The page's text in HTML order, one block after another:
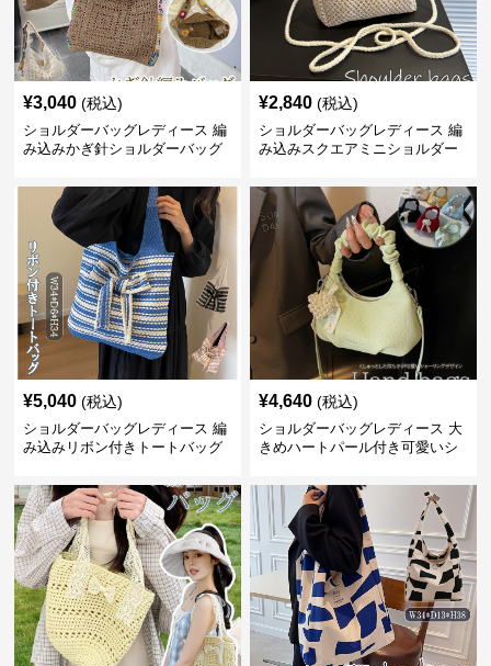
¥3,040 (税込)
ショルダーバッグレディース 編
み込みかぎ針ショルダーバッグ
¥2,840 (税込)
ショルダーバッグレディース 編
み込みスクエアミニショルダー
¥5,040 (税込)
ショルダーバッグレディース 編
み込みリボン付きトートバッグ
¥4,640 (税込)
ショルダーバッグレディース 大
きめハートパール付き可愛いシ